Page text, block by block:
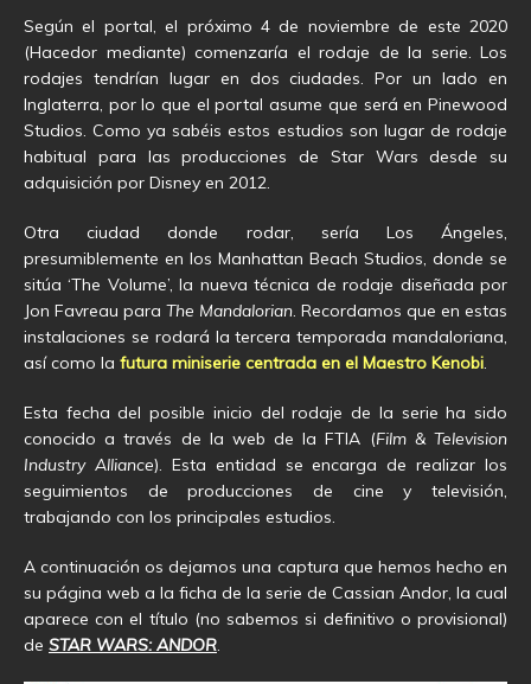
Según el portal, el próximo 4 de noviembre de este 2020
(Hacedor mediante) comenzaría el rodaje de la serie. Los
rodajes tendrían lugar en dos ciudades. Por un lado en
Inglaterra, por lo que el portal asume que será en Pinewood
Studios. Como ya sabéis estos estudios son lugar de rodaje
habitual para las producciones de Star Wars desde su
adquisición por Disney en 2012.
Otra ciudad donde rodar, sería Los Ángeles,
presumiblemente en los Manhattan Beach Studios, donde se
sitúa ‘The Volume’, la nueva técnica de rodaje diseñada por
Jon Favreau para The Mandalorian. Recordamos que en estas
instalaciones se rodará la tercera temporada mandaloriana,
así como la futura miniserie centrada en el Maestro Kenobi.
Esta fecha del posible inicio del rodaje de la serie ha sido
conocido a través de la web de la FTIA (Film & Television
Industry Alliance). Esta entidad se encarga de realizar los
seguimientos de producciones de cine y televisión,
trabajando con los principales estudios.
A continuación os dejamos una captura que hemos hecho en
su página web a la ficha de la serie de Cassian Andor, la cual
aparece con el título (no sabemos si definitivo o provisional)
de STAR WARS: ANDOR.